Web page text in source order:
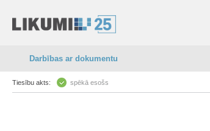
Darbības ar dokumentu
Tiesību akts: spēkā esošs